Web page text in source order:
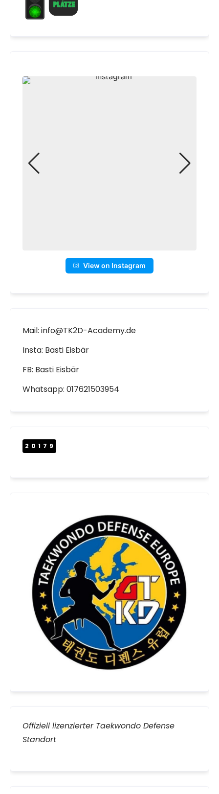
View on Instagram
Mail: info@TK2D-Academy.de
Insta: Basti Eisbär
FB: Basti Eisbär
Whatsapp: 017621503954
20179
Offiziell lizenzierter Taekwondo Defense
Standort